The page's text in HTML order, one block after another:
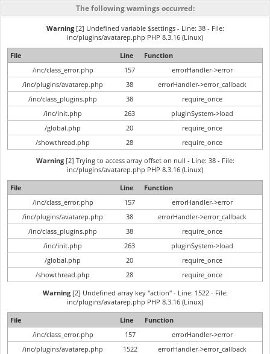
The following warnings occurred:
Warning[2] Undefined variable $settings - Line: 38 - File:
inc/plugins/avatarep.php PHP 8.3.16 (Linux)
File
Line
Function
/inc/class_error.php
157
errorHandler->error
/inc/plugins/avatarep.php
38
errorHandler->error_callback
/inc/class_plugins.php
38
require_once
/inc/init.php
263
pluginSystem->load
/global.php
20
require_once
/showthread.php
28
require_once
Warning[2] Trying to access array offset on null - Line: 38 - File:
inc/plugins/avatarep.php PHP 8.3.16 (Linux)
File
Line
Function
/inc/class_error.php
157
errorHandler->error
/inc/plugins/avatarep.php
38
errorHandler->error_callback
/inc/class_plugins.php
38
require_once
/inc/init.php
263
pluginSystem->load
/global.php
20
require_once
/showthread.php
28
require_once
Warning[2] Undefined array key "action" - Line: 1522 - File:
inc/plugins/avatarep.php PHP 8.3.16 (Linux)
File
Line
Function
/inc/class_error.php
157
errorHandler->error
/inc/plugins/avatarep.php
1522
errorHandler->error_callback